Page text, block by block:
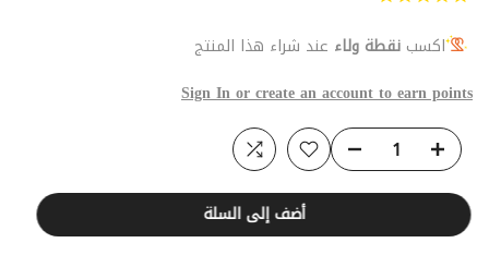
اكسب نقطة ولاء عند شراء هذا المنتج
Sign In or create an account to earn points
أضف إلى السلة